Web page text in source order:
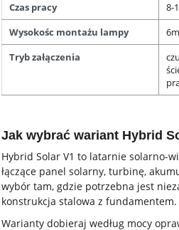
Czas pracy
8-
Wysokośc montażu lampy
6m
Tryb załączenia
Jak wybrać wariant Hybrid
Hybrid Solar V1 to latarnie solarno-
łączące panel solarny, turbinę,
wybór tam, gdzie potrzebna jest
konstrukcja stalowa z fundamentem.
Warianty dobieraj według mocy